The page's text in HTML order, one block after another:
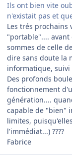
Ils ont bien vite
n'existait pas et
Les trés
"portable".... avant
sommes de celle
dire sans doute la
informatique,
Des profonds
fonctionnement
génération....
capable de "bien"
limites,
l'immédiat...) ????
Fabrice